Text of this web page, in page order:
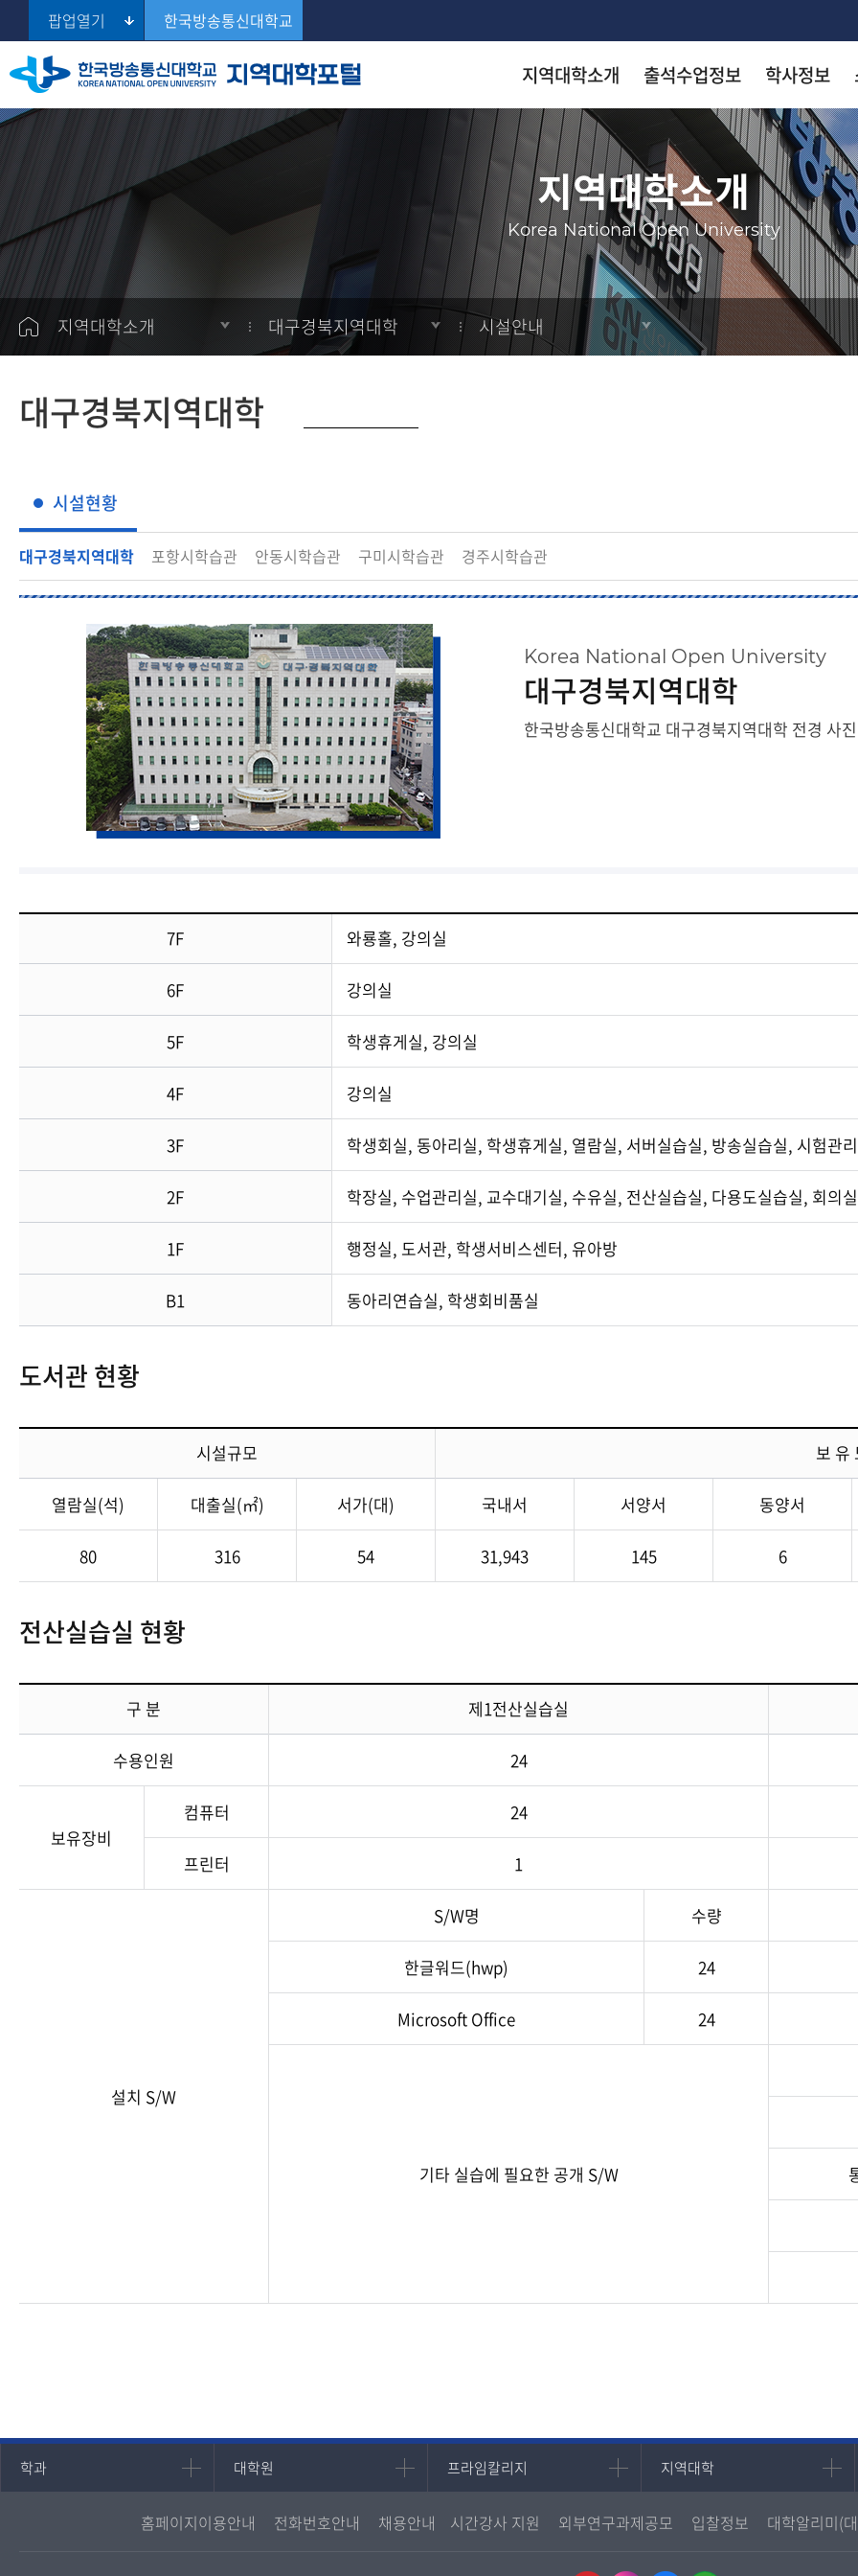
팝업열기 한국방송통신대학교
지역대학소개
서울지역대학
부산지역대학
대구경북지역대학
연혁
부서안내
시설안내
오시는길
인천지역대학
광주전남지역대학
대전충남지역대학
울산지역대학
경기지역대학
충북지역대학
제주지역대학
착한
출석수업정보
출석수업자료실
출석수업일정
착한
학사정보
대학일정
지역대학일정
인터넷상담
증명발급안내
착한
스터디룸 예약
스터디룸 관리
착한
공지사항
학생게시판
학생활동소개
착한
Search 지역대학소개
Korea National Open University
지역대학소개 대구경북지역대학 시설안내
대구경북지역대학
시설현황
대구경북지역대학 포항시학습관 안동시학습관 구미시학습관 경주시학습관
Korea National Open University
대구경북지역대학
한국방송통신대학교 대구경북지역대학 전경 사
7F 와룡홀, 강의실
6F 강의실
5F 학생휴게실, 강의실
4F 강의실
3F 학생회실, 동아리실, 학생휴게실, 열람실, 서버실습실, 방송실습실, 시험관
2F 학장실, 수업관리실, 교수대기실, 수유실, 전산실습실, 다용도실습실, 회의실
1F 행정실, 도서관, 학생서비스센터, 유아방
B1 동아리연습실, 학생회비품실
도서관 현황
시설규모 보 유
열람실(석) 대출실(㎡) 서가(대) 국내서 서양서 동양서
80 316 54 31,943 145 6
전산실습실 현황
구 분 제1전산실습실
수용인원 24
보유장비
컴퓨터 24
프린터 1
설치 S/W
S/W명 수량
한글워드(hwp) 24
Microsoft Office 24
기타 실습에 필요한 공개 S/W
학과
인문과학대학 대학원
대학원
경영대학원
프라임칼리지
프라임칼리지
평생교육과정
지역대학
지역대학
서울지역대학
홈페이지이용안내 전화번호안내 채용안내 시간강사 지원 외부연구과제공모 입찰정보 대학알리미(